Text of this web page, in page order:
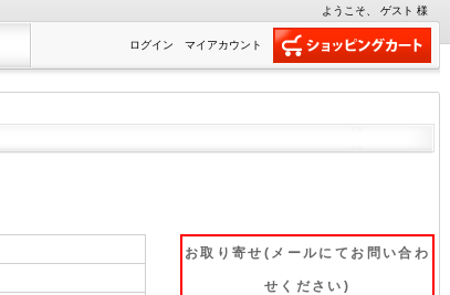
ようこそ、 ゲスト 様
マイアカウント
ログイン
お取り寄せ(メールにてお問い合わ
せください)